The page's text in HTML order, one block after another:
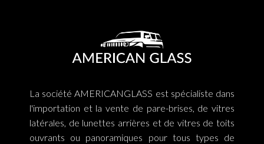
La société AMERICANGLASS est spécialiste dans
l'importation et la vente de pare-brises, de vitres
latérales, de lunettes arrières et de vitres de toits
ouvrants ou panoramiques pour tous types de